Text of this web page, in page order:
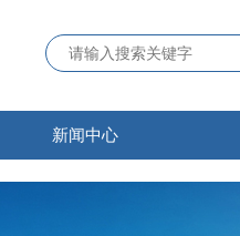
新闻中心